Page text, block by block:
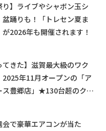
り】ライブやシャボン玉シ
盆踊りも！「トレセン夏ま
が2026年も開催されます！
てきた】滋賀最大級のワク
2025年11月オープンの「ア
ス豊郷店」★130台超のクレ
会で豪華エアコンが当た